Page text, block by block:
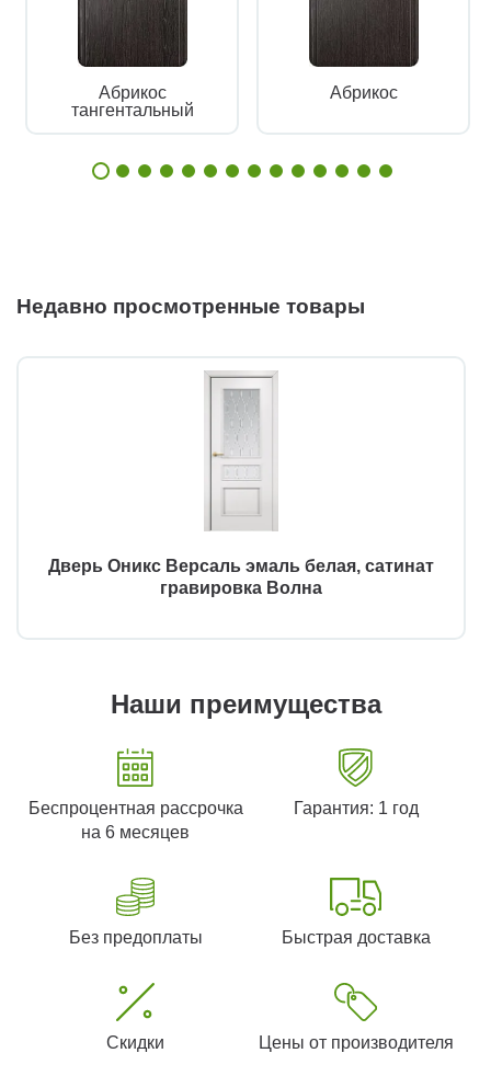
Абрикос
тангентальный
Абрикос
Недавно просмотренные товары
Дверь Оникс Версаль эмаль белая, сатинат
гравировка Волна
Наши преимущества
Беспроцентная рассрочка
на 6 месяцев
Гарантия: 1 год
Без предоплаты Быстрая доставка
Скидки Цены от производителя